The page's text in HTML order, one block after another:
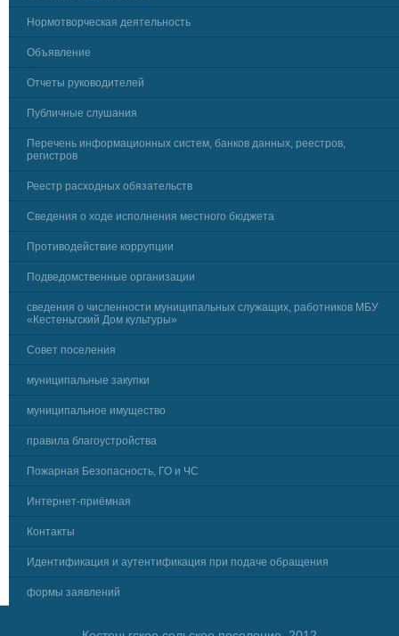
Нормотворческая деятельность
Объявление
Отчеты руководителей
Публичные слушания
Перечень информационных систем, банков данных, реестров,
регистров
Реестр расходных обязательств
Сведения о ходе исполнения местного бюджета
Противодействие коррупции
Подведомственные организации
сведения о численности муниципальных служащих, работников МБУ
«Кестеньгский Дом культуры»
Совет поселения
муниципальные закупки
муниципальное имущество
правила благоустройства
Пожарная Безопасность, ГО и ЧС
Интернет-приёмная
Контакты
Идентификация и аутентификация при подаче обращения
формы заявлений